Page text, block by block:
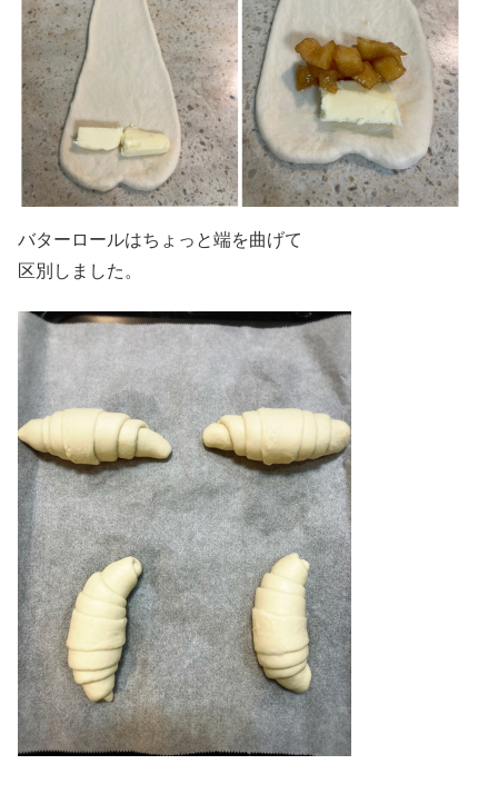
バターロールはちょっと端を曲げて
区別しました。